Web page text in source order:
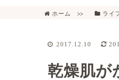
ホーム ライ
2017.12.10
乾燥肌が